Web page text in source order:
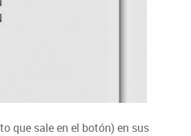
que sale en el botón) en sus